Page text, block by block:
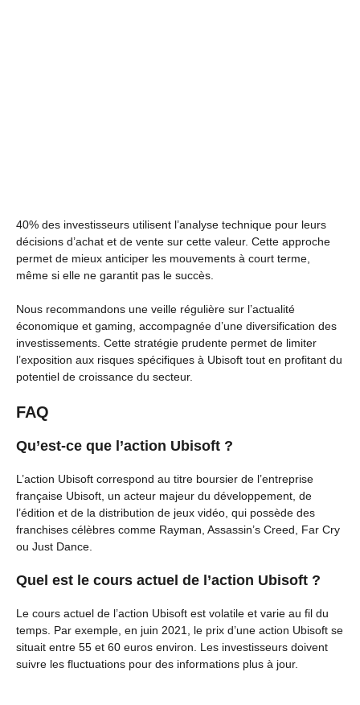
40% des investisseurs utilisent l’analyse technique pour leurs
décisions d’achat et de vente sur cette valeur. Cette approche
permet de mieux anticiper les mouvements à court terme,
même si elle ne garantit pas le succès.
Nous recommandons une veille régulière sur l’actualité
économique et gaming, accompagnée d’une diversification des
investissements. Cette stratégie prudente permet de limiter
l’exposition aux risques spécifiques à Ubisoft tout en profitant du
potentiel de croissance du secteur.
FAQ
Qu’est-ce que l’action Ubisoft ?
L’action Ubisoft correspond au titre boursier de l’entreprise
française Ubisoft, un acteur majeur du développement, de
l’édition et de la distribution de jeux vidéo, qui possède des
franchises célèbres comme Rayman, Assassin’s Creed, Far Cry
ou Just Dance.
Quel est le cours actuel de l’action Ubisoft ?
Le cours actuel de l’action Ubisoft est volatile et varie au fil du
temps. Par exemple, en juin 2021, le prix d’une action Ubisoft se
situait entre 55 et 60 euros environ. Les investisseurs doivent
suivre les fluctuations pour des informations plus à jour.